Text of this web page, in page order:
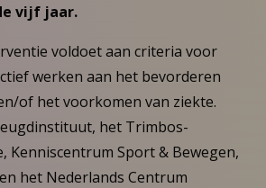
vijf jaar.
voldoet aan criteria voor
werken aan het bevorderen
of het voorkomen van ziekte.
het Trimbos-
Kenniscentrum Sport & Bewegen,
het Nederlands Centrum